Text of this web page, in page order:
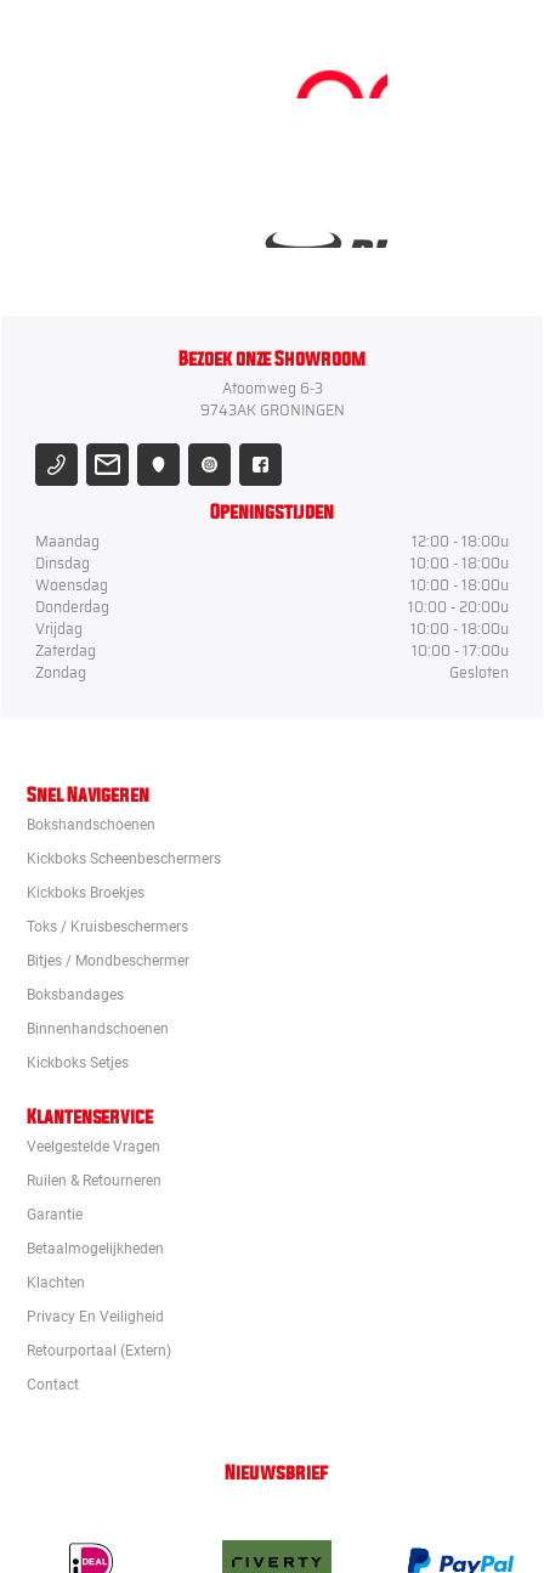
Bezoek onze Showroom
Atoomweg 6-3
9743AK GRONINGEN
Openingstijden
Maandag
12:00 - 18:00u
Dinsdag
10:00 - 18:00u
Woensdag
10:00 - 18:00u
Donderdag
10:00 - 20:00u
Vrijdag
10:00 - 18:00u
Zaterdag
10:00 - 17:00u
Zondag
Gesloten
Snel Navigeren
Bokshandschoenen
Kickboks Scheenbeschermers
Kickboks Broekjes
Toks / Kruisbeschermers
Bitjes / Mondbeschermer
Boksbandages
Binnenhandschoenen
Kickboks Setjes
Klantenservice
Veelgestelde Vragen
Ruilen & Retourneren
Garantie
Betaalmogelijkheden
Klachten
Privacy En Veiligheid
Retourportaal (extern)
Contact
Nieuwsbrief